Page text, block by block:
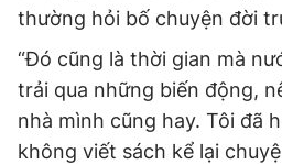
thường hỏi bố chuyện đời
“Đó cũng là thời gian mà
trải qua những biến động,
nhà mình cũng hay. Tôi đã
không viết sách kể lại